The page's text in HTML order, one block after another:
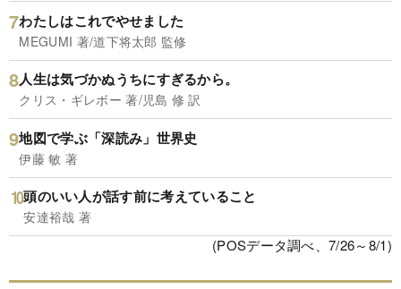
わたしはこれでやせました
MEGUMI 著/道下将太郎 監修
人生は気づかぬうちにすぎるから。
クリス・ギレボー 著/児島 修 訳
地図で学ぶ「深読み」世界史
伊藤 敏 著
頭のいい人が話す前に考えていること
安達裕哉 著
(POSデータ調べ、7/26～8/1)